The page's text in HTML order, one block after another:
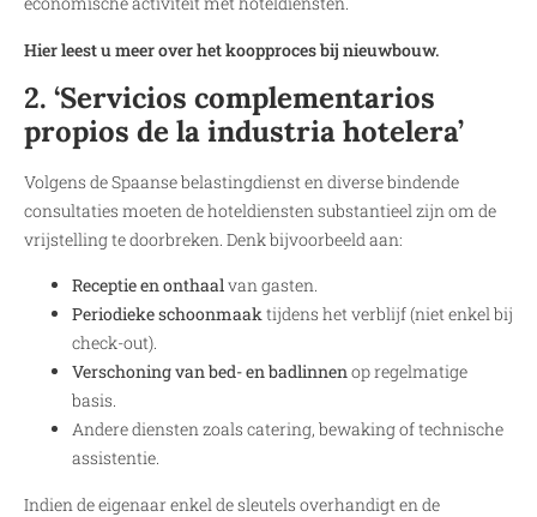
Hier leest u meer over het koopproces bij nieuwbouw.
2. ‘Servicios complementarios
propios de la industria hotelera’
Volgens de Spaanse belastingdienst en diverse bindende
consultaties moeten de hoteldiensten substantieel zijn om de
vrijstelling te doorbreken. Denk bijvoorbeeld aan:
Receptie en onthaalvan gasten.
Periodieke schoonmaaktijdens het verblijf (niet enkel bij
check-out).
Verschoning van bed- en badlinnenop regelmatige
basis.
Andere diensten zoals catering, bewaking of technische
assistentie.
Indien de eigenaar enkel de sleutels overhandigt en de